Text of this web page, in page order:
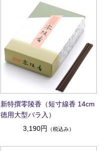
新特撰零陵香（短寸線香 14cm
徳用大型バラ入）
3,190円
（税込み）